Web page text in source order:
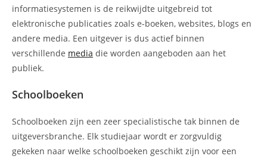
informatiesystemen is de reikwijdte uitgebreid tot
elektronische publicaties zoals e-boeken, websites, blogs en
andere media. Een uitgever is dus actief binnen
verschillende media die worden aangeboden aan het
publiek.
Schoolboeken
Schoolboeken zijn een zeer specialistische tak binnen de
uitgeversbranche. Elk studiejaar wordt er zorgvuldig
gekeken naar welke schoolboeken geschikt zijn voor een